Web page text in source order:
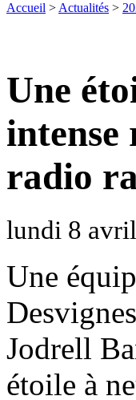
Accueil > Actualités >
Une
intense
radio
lundi 8
Une
Desvignes
Jodrell
étoile à